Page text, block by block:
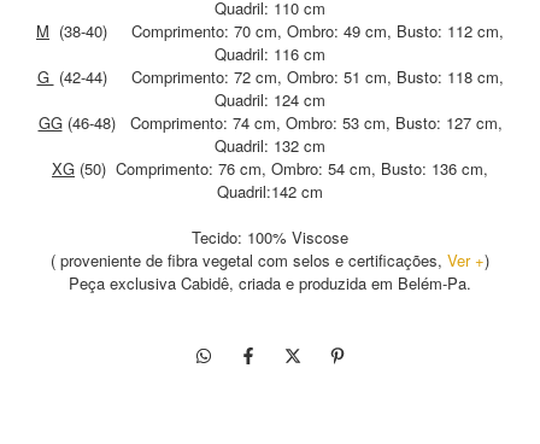
Quadril: 110 cm
M (38-40) Comprimento: 70 cm, Ombro: 49 cm, Busto: 112 cm,
Quadril: 116 cm
G (42-44) Comprimento: 72 cm, Ombro: 51 cm, Busto: 118 cm,
Quadril: 124 cm
GG(46-48) Comprimento: 74 cm, Ombro: 53 cm, Busto: 127 cm,
Quadril: 132 cm
XG (50) Comprimento: 76 cm, Ombro: 54 cm, Busto: 136 cm,
Quadril:142 cm
Tecido: 100% Viscose
( proveniente de fibra vegetal com selos e certificações, Ver +)
Peça exclusiva Cabidê, criada e produzida em Belém-Pa.